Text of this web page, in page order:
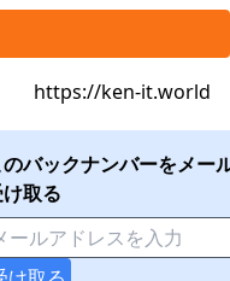
https://ken-it.world
のバックナンバーをメー
取る